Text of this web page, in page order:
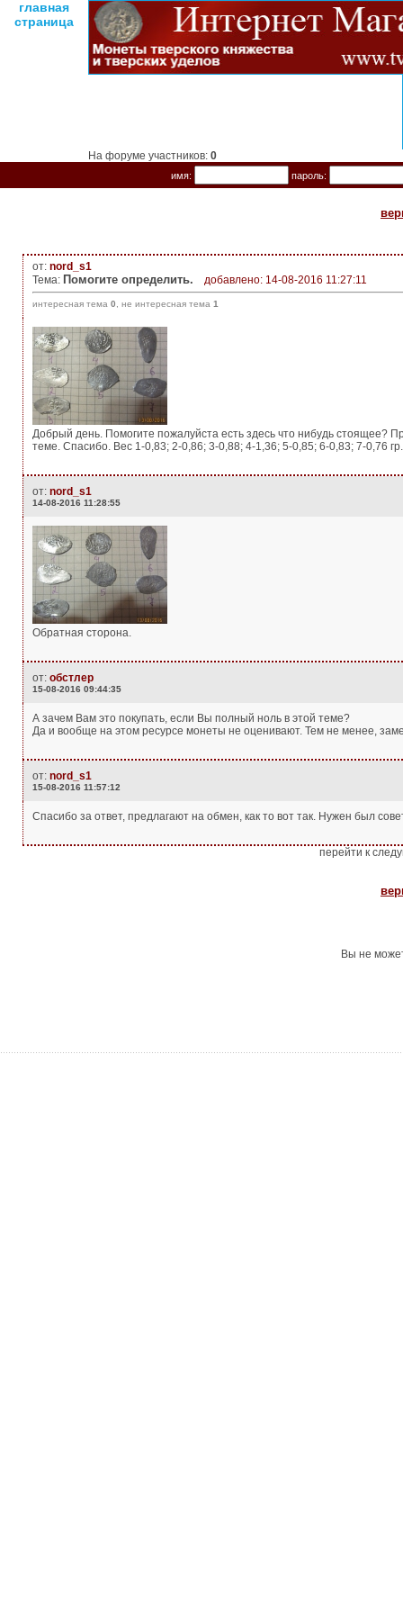
главная
страница
На форуме участников: 0
имя: пароль:
от: nord_s1
Тема: Помогите определить. добавлено: 14-08-2016 11:27:11
интересная тема 0 , не интересная тема 1
Добрый день. Помогите пожалуйста есть здесь что нибудь стоящее?
теме. Спасибо. Вес 1-0,83; 2-0,86; 3-0,88; 4-1,36; 5-0,85; 6-0,83; 7-0,76 гр.
от: nord_s1
14-08-2016 11:28:55
Обратная сторона.
от: обстлер
15-08-2016 09:44:35
А зачем Вам это покупать, если Вы полный ноль в этой теме?
Да и вообще на этом ресурсе монеты не оценивают. Тем не менее,
от: nord_s1
15-08-2016 11:57:12
Спасибо за ответ, предлагают на обмен, как то вот так. Нужен был
перейти к
Вы не